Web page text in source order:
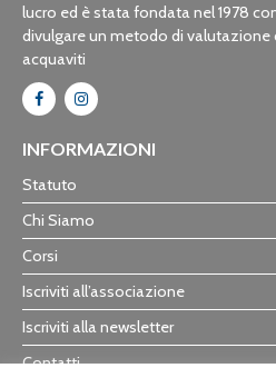
lucro ed è stata fondata nel 1978
divulgare un metodo di valutazione
acquaviti
INFORMAZIONI
Statuto
Chi Siamo
Corsi
Iscriviti all’associazione
Iscriviti alla newsletter
Contatti